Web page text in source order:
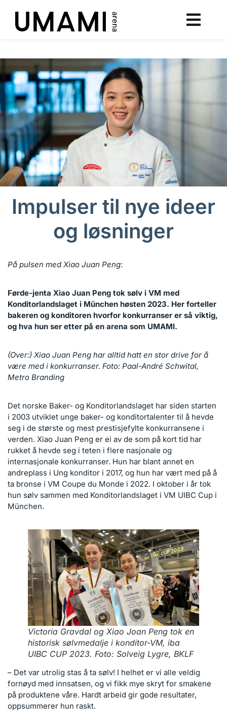
Impulser til nye ideer
og løsninger
På pulsen med Xiao Juan Peng:
Førde-jenta Xiao Juan Peng tok sølv i VM med
Konditorlandslaget i München høsten 2023. Her forteller
bakeren og konditoren hvorfor konkurranser er så viktig,
og hva hun ser etter på en arena som UMAMI.
(Over:) Xiao Juan Peng har alltid hatt en stor drive for å
være med i konkurranser. Foto: Paal-André Schwital,
Metro Branding
Det norske Baker- og Konditorlandslaget har siden starten
i 2003 utviklet unge baker- og konditortalenter til å hevde
seg i de største og mest prestisjefylte konkurransene i
verden. Xiao Juan Peng er ei av de som på kort tid har
rukket å hevde seg i teten i flere nasjonale og
internasjonale konkurranser. Hun har blant annet en
andreplass i Ung konditor i 2017, og hun har vært med på å
ta bronse i VM Coupe du Monde i 2022. I oktober i år tok
hun sølv sammen med Konditorlandslaget i VM UIBC Cup i
München.
Victoria Gravdal og Xiao Joan Peng tok en
historisk sølvmedalje i konditor-VM, iba
UIBC CUP 2023. Foto: Solveig Lygre, BKLF
– Det var utrolig stas å ta sølv! I helhet er vi alle veldig
fornøyd med innsatsen, og vi fikk mye skryt for smakene
på produktene våre. Hardt arbeid gir gode resultater,
oppsummerer hun raskt.